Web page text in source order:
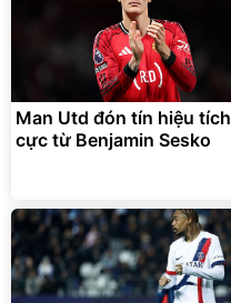
Man Utd đón tín hiệu tích
cực từ Benjamin Sesko